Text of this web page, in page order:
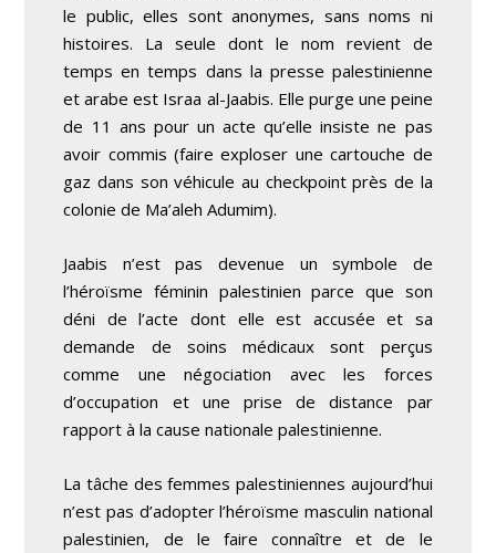
le public, elles sont anonymes, sans noms ni
histoires. La seule dont le nom revient de
temps en temps dans la presse palestinienne
et arabe est Israa al-Jaabis. Elle purge une peine
de 11 ans pour un acte qu’elle insiste ne pas
avoir commis (faire exploser une cartouche de
gaz dans son véhicule au checkpoint près de la
colonie de Ma’aleh Adumim).
Jaabis n’est pas devenue un symbole de
l’héroïsme féminin palestinien parce que son
déni de l’acte dont elle est accusée et sa
demande de soins médicaux sont perçus
comme une négociation avec les forces
d’occupation et une prise de distance par
rapport à la cause nationale palestinienne.
La tâche des femmes palestiniennes aujourd’hui
n’est pas d’adopter l’héroïsme masculin national
palestinien, de le faire connaître et de le